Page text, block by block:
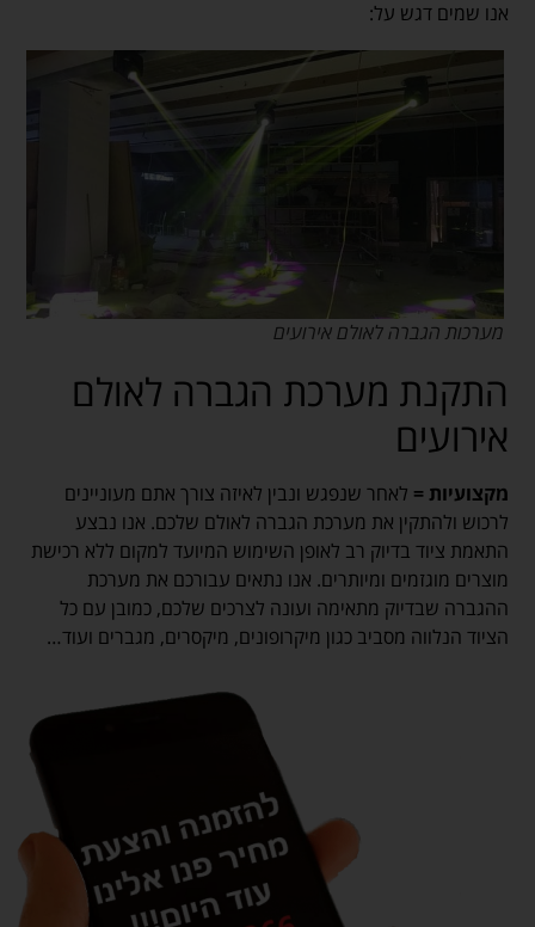
אנו שמים דגש על:
מערכות הגברה לאולם אירועים
התקנת מערכת הגברה לאולם
אירועים
מקצועיות = לאחר שנפגש ונבין לאיזה צורך אתם מעוניינים
לרכוש ולהתקין את מערכת הגברה לאולם שלכם. אנו נבצע
התאמת ציוד בדיוק רב לאופן השימוש המיועד למקום ללא רכישת
מוצרים מוגזמים ומיותרים. אנו נתאים עבורכם את מערכת
ההגברה שבדיוק מתאימה ועונה לצרכים שלכם, כמובן עם כל
הציוד הנלווה מסביב כגון מיקרופונים, מיקסרים, מגברים ועוד…